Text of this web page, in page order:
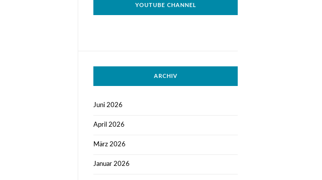
YOUTUBE CHANNEL
ARCHIV
Juni 2026
April 2026
März 2026
Januar 2026